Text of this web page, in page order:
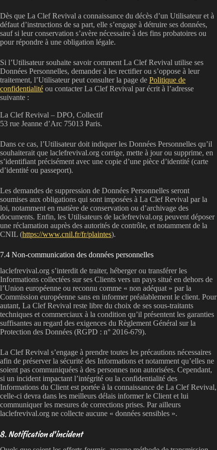
Dès que La Clef Revival a connaissance du décès d’un Utilisateur et à
défaut d’instructions de sa part, elle s’engage à détruire ses données,
sauf si leur conservation s’avère nécessaire à des fins probatoires ou
pour répondre à une obligation légale.
Si l’Utilisateur souhaite savoir comment La Clef Revival utilise ses
Données Personnelles, demander à les rectifier ou s’oppose à leur
traitement, l’Utilisateur peut consulter la page de Politique de
confidentialité ou contacter La Clef Revival par écrit à l’adresse
suivante :
La Clef Revival – DPO, Collectif
53 rue Jeanne d’Arc 75013 Paris.
Dans ce cas, l’Utilisateur doit indiquer les Données Personnelles qu’il
souhaiterait que laclefrevival.org corrige, mette à jour ou supprime, en
s’identifiant précisément avec une copie d’une pièce d’identité (carte
d’identité ou passeport).
Les demandes de suppression de Données Personnelles seront
soumises aux obligations qui sont imposées à La Clef Revival par la
loi, notamment en matière de conservation ou d’archivage des
documents. Enfin, les Utilisateurs de laclefrevival.org peuvent déposer
une réclamation auprès des autorités de contrôle, et notamment de la
CNIL (https://www.cnil.fr/fr/plaintes).
7.4 Non-communication des données personnelles
laclefrevival.org s’interdit de traiter, héberger ou transférer les
Informations collectées sur ses Clients vers un pays situé en dehors de
l’Union européenne ou reconnu comme « non adéquat » par la
Commission européenne sans en informer préalablement le client. Pour
autant, La Clef Revival reste libre du choix de ses sous-traitants
techniques et commerciaux à la condition qu’il présentent les garanties
suffisantes au regard des exigences du Règlement Général sur la
Protection des Données (RGPD : n° 2016-679).
La Clef Revival s’engage à prendre toutes les précautions nécessaires
afin de préserver la sécurité des Informations et notamment qu’elles ne
soient pas communiquées à des personnes non autorisées. Cependant,
si un incident impactant l’intégrité ou la confidentialité des
Informations du Client est portée à la connaissance de La Clef Revival,
celle-ci devra dans les meilleurs délais informer le Client et lui
communiquer les mesures de corrections prises. Par ailleurs
laclefrevival.org ne collecte aucune « données sensibles ».
8. Notification d’incident